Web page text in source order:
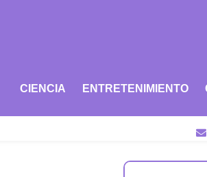
CIENCIA ENTRETENIMIENTO